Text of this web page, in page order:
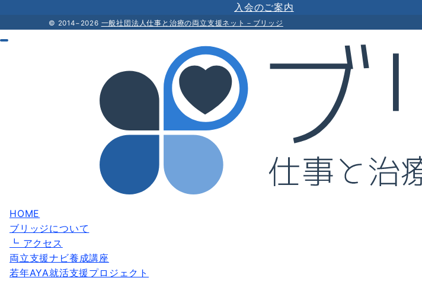
入会のご案内
© 2014−2026 一般社団法人仕事と治療の両立支援ネット－ブリッジ
HOME
ブリッジについて
┗ アクセス
両立支援ナビ養成講座
若年AYA就活支援プロジェクト